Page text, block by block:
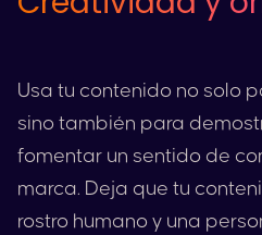
Usa tu contenido no solo
sino también para
fomentar un sentido de
marca. Deja que tu
rostro humano y una